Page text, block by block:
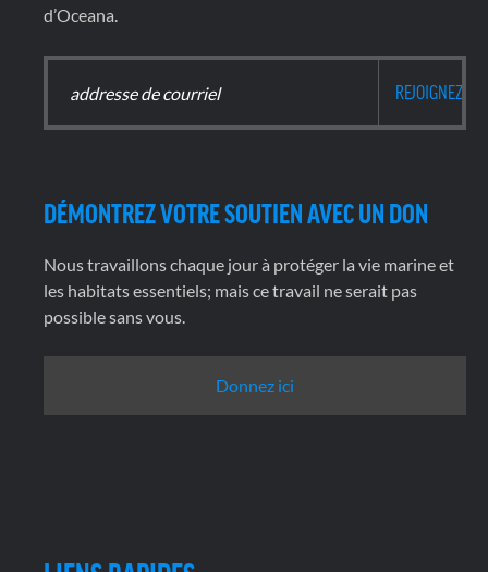
d’Oceana.
DÉMONTREZ VOTRE SOUTIEN AVEC UN DON
Nous travaillons chaque jour à protéger la vie marine et
les habitats essentiels; mais ce travail ne serait pas
possible sans vous.
Donnez ici